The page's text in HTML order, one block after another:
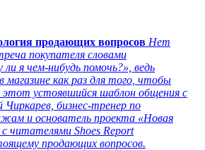
продающих вопросов Нет
покупателя словами
я чем-нибудь помочь?», ведь
магазине как раз для того, чтобы
устоявшийся шаблон общения с
бизнес-тренер по
и основатель проекта «Новая
читателями Shoes Report
продающих вопросов.